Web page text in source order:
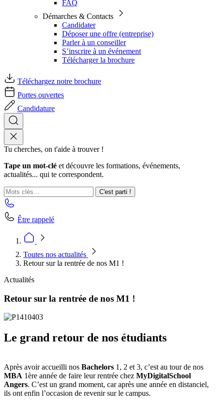
FAQ
Démarches & Contacts
Candidater
Déposer une offre (entreprise)
Parler à un conseiller
S’inscrire à un événement
Télécharger la brochure
Téléchargez notre brochure
Portes ouvertes
Candidature
Tu cherches, on t'aide à trouver !
Tape un mot-clé et découvre les formations, événements,
actualités... qui te correspondent.
C'est parti !
Être rappelé
Toutes nos actualités
Retour sur la rentrée de nos M1 !
Actualités
Retour sur la rentrée de nos M1 !
Le grand retour de nos étudiants
Après avoir accueilli nos Bachelors 1, 2 et 3, c’est au tour de nos
MBA 1ère année de faire leur rentrée chez MyDigitalSchool
Angers. C’est un grand moment, car après une année en distanciel,
ils ont enfin l’occasion de revenir sur le campus.